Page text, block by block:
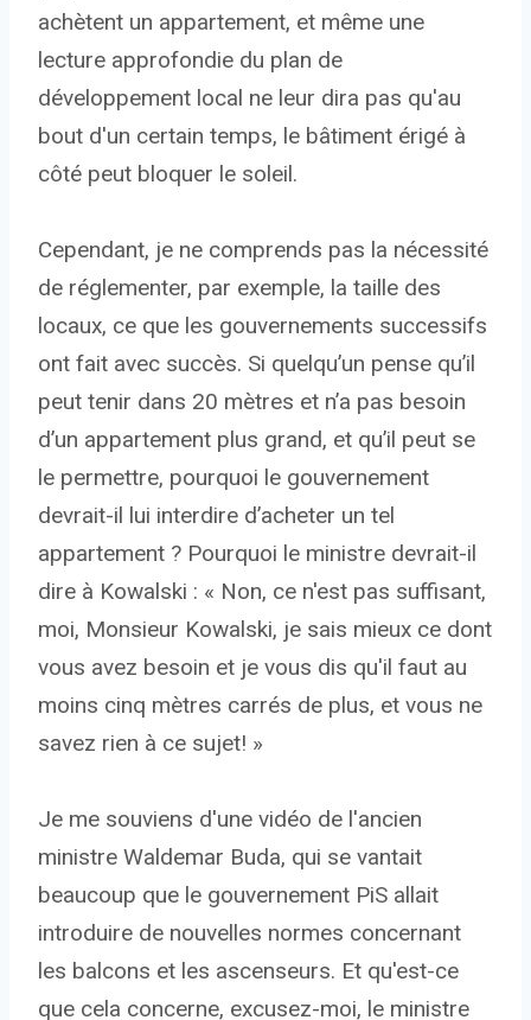
achètent un appartement, et même une
lecture approfondie du plan de
développement local ne leur dira pas qu'au
bout d'un certain temps, le bâtiment érigé à
côté peut bloquer le soleil.
Cependant, je ne comprends pas la nécessité
de réglementer, par exemple, la taille des
locaux, ce que les gouvernements successifs
ont fait avec succès. Si quelqu’un pense qu’il
peut tenir dans 20 mètres et n’a pas besoin
d’un appartement plus grand, et qu’il peut se
le permettre, pourquoi le gouvernement
devrait-il lui interdire d’acheter un tel
appartement ? Pourquoi le ministre devrait-il
dire à Kowalski : « Non, ce n'est pas suffisant,
moi, Monsieur Kowalski, je sais mieux ce dont
vous avez besoin et je vous dis qu'il faut au
moins cinq mètres carrés de plus, et vous ne
savez rien à ce sujet! »
Je me souviens d'une vidéo de l'ancien
ministre Waldemar Buda, qui se vantait
beaucoup que le gouvernement PiS allait
introduire de nouvelles normes concernant
les balcons et les ascenseurs. Et qu'est-ce
que cela concerne, excusez-moi, le ministre